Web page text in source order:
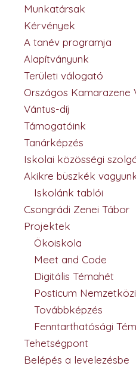
Munkatársak
Kérvények
A tanév programja
Alapítványunk
Területi válogató
Országos Kamarazene
Vántus-díj
Támogatóink
Tanárképzés
Iskolai közösségi
Akikre büszkék
Iskolánk tablói
Csongrádi Zenei Tábor
Projektek
Ökoiskola
Meet and Code
Digitális Témahét
Posticum
Továbbképzés
Fenntarthatósági
Tehetségpont
Belépés a levelezésbe